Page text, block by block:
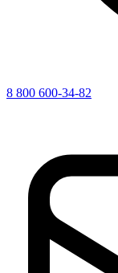
8 800 600-34-82